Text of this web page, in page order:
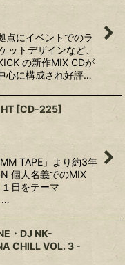
点にイベントでのラ
ットデザインなど、
の新作MIX CDが
心に構成され好評…
[CD-225]
TAPE」より約3年
個人名義でのMIX
日をテーマ
…
・DJ NK-
CHILL VOL. 3 -